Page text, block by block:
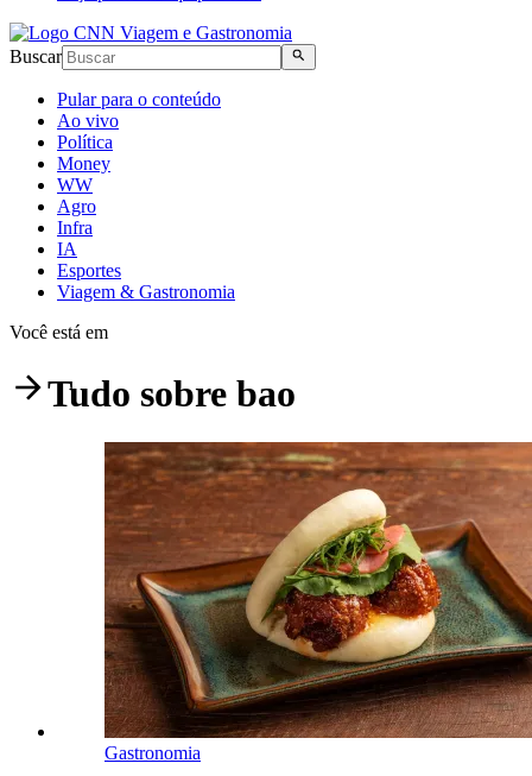
Buscar
Pular para o conteúdo
Ao vivo
Política
Money
WW
Agro
Infra
IA
Esportes
Viagem & Gastronomia
Você está em
Tudo sobre bao
Gastronomia